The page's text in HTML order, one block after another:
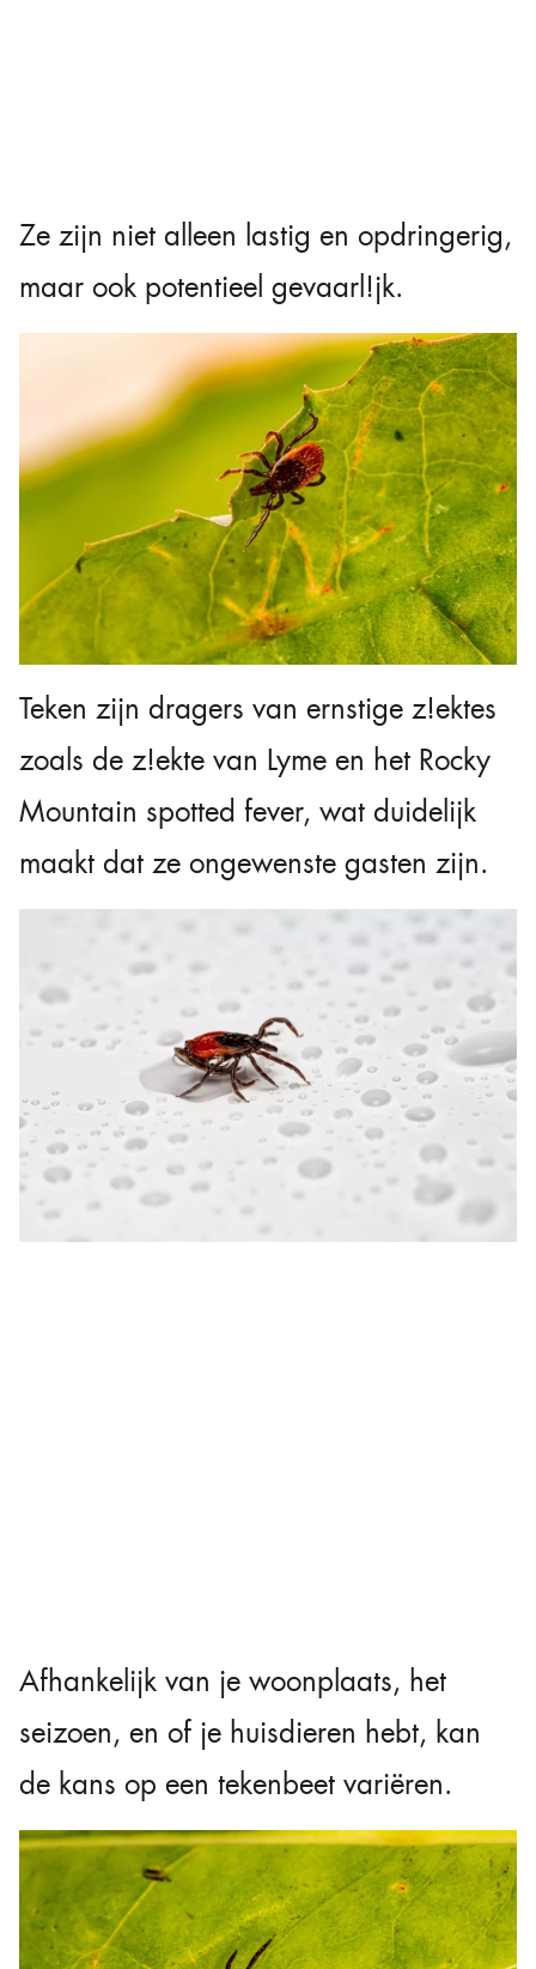
Ze zijn niet alleen lastig en opdringerig,
maar ook potentieel gevaarl!jk.
Teken zijn dragers van ernstige z!ektes
zoals de z!ekte van Lyme en het Rocky
Mountain spotted fever, wat duidelijk
maakt dat ze ongewenste gasten zijn.
Afhankelijk van je woonplaats, het
seizoen, en of je huisdieren hebt, kan
de kans op een tekenbeet variëren.